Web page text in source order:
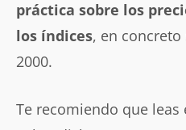
práctica sobre los
los índices, en concreto
2000.
Te recomiendo que